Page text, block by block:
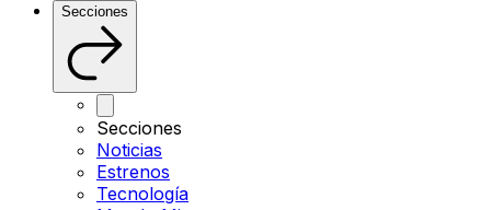
Secciones
Secciones
Noticias
Estrenos
Tecnología